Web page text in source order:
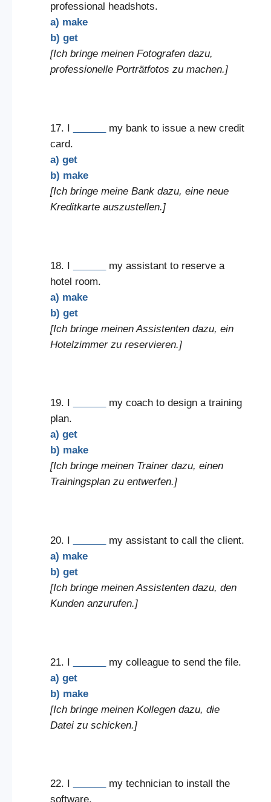
professional headshots.
a) make
b) get
[Ich bringe meinen Fotografen dazu,
professionelle Porträtfotos zu machen.]
17. I
my bank to issue a new credit
card.
a) get
b) make
[Ich bringe meine Bank dazu, eine neue
Kreditkarte auszustellen.]
18. I
my assistant to reserve a
hotel room.
a) make
b) get
[Ich bringe meinen Assistenten dazu, ein
Hotelzimmer zu reservieren.]
19. I
my coach to design a training
plan.
a) get
b) make
[Ich bringe meinen Trainer dazu, einen
Trainingsplan zu entwerfen.]
20. I
my assistant to call the client.
a) make
b) get
[Ich bringe meinen Assistenten dazu, den
Kunden anzurufen.]
21. I
my colleague to send the file.
a) get
b) make
[Ich bringe meinen Kollegen dazu, die
Datei zu schicken.]
22. I
my technician to install the
software.